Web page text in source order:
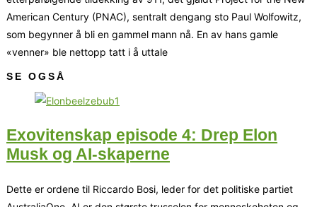
American Century (PNAC), sentralt dengang sto Paul Wolfowitz,
som begynner å bli en gammel mann nå. En av hans gamle
«venner» ble nettopp tatt i å uttale
SE OGSÅ
Exovitenskap episode 4: Drep Elon
Musk og AI-skaperne
Dette er ordene til Riccardo Bosi, leder for det politiske partiet